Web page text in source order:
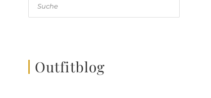
Outfitblog